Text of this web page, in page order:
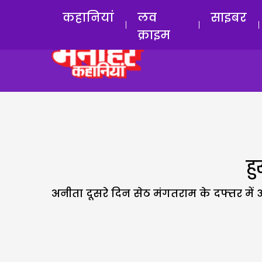
कहानियां
लव
क्राइम
साइबर
अनीता दूसरे दिन सेठ मंगतराम के दफ्तर में